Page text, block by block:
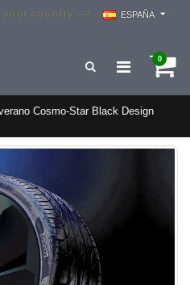
your country -->
ESPAÑA
0
Cosmo-Star Black Design